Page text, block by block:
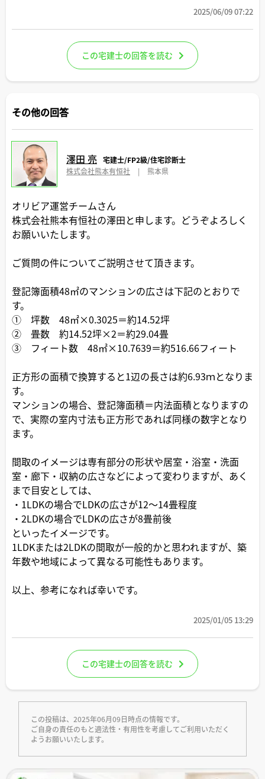
2025/06/09 07:22
この宅建士の回答を読む
その他の回答
澤田 亮
宅建士/FP2級/住宅診断士
株式会社熊本有恒社
| 熊本県
オリビア運営チームさん
株式会社熊本有恒社の澤田と申します。どうぞよろしく
お願いいたします。
ご質問の件についてご説明させて頂きます。
登記簿面積48㎡のマンションの広さは下記のとおりで
す。
① 坪数 48㎡×0.3025＝約14.52坪
② 畳数 約14.52坪×2＝約29.04畳
③ フィート数 48㎡×10.7639＝約516.66フィート
正方形の面積で換算すると1辺の長さは約6.93ｍとなりま
す。
マンションの場合、登記簿面積＝内法面積となりますの
で、実際の室内寸法も正方形であれば同様の数字となり
ます。
間取のイメージは専有部分の形状や居室・浴室・洗面
室・廊下・収納の広さなどによって変わりますが、あく
まで目安としては、
・1LDKの場合でLDKの広さが12～14畳程度
・2LDKの場合でLDKの広さが8畳前後
といったイメージです。
1LDKまたは2LDKの間取が一般的かと思われますが、築
年数や地域によって異なる可能性もあります。
以上、参考になれば幸いです。
2025/01/05 13:29
この宅建士の回答を読む
この投稿は、2025年06月09日時点の情報です。
ご自身の責任のもと適法性・有用性を考慮してご利用いただく
ようお願いいたします。